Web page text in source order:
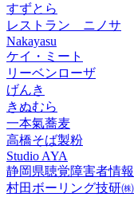
すずとら
レストラン ニノサ
Nakayasu
ケイ・ミート
リーベンローザ
げんき
きぬむら
一本氣蕎麦
高橋そば製粉
Studio AYA
静岡県聴覚障害者情
村田ボーリング技研㈱